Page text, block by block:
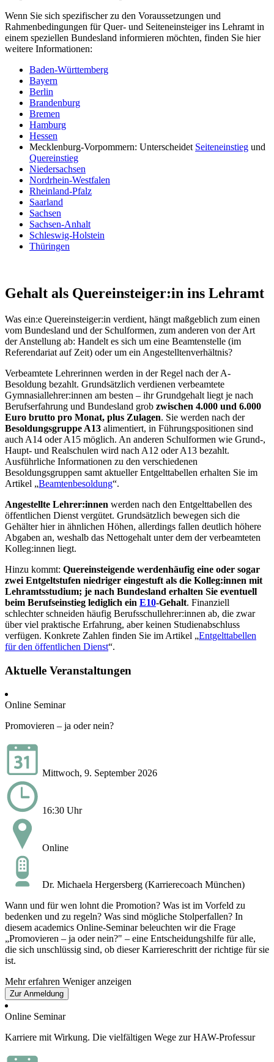
Wenn Sie sich spezifischer zu den Voraussetzungen und
Rahmenbedingungen für Quer- und Seiteneinsteiger ins Lehramt in
einem speziellen Bundesland informieren möchten, finden Sie hier
weitere Informationen:
Baden-Württemberg
Bayern
Berlin
Brandenburg
Bremen
Hamburg
Hessen
Mecklenburg-Vorpommern: Unterscheidet Seiteneinstieg und
Quereinstieg
Niedersachsen
Nordrhein-Westfalen
Rheinland-Pfalz
Saarland
Sachsen
Sachsen-Anhalt
Schleswig-Holstein
Thüringen
Gehalt als Quereinsteiger:in ins Lehramt
Was ein:e Quereinsteiger:in verdient, hängt maßgeblich zum einen
vom Bundesland und der Schulformen, zum anderen von der Art
der Anstellung ab: Handelt es sich um eine Beamtenstelle (im
Referendariat auf Zeit) oder um ein Angestelltenverhältnis?
Verbeamtete Lehrerinnen werden in der Regel nach der A-
Besoldung bezahlt. Grundsätzlich verdienen verbeamtete
Gymnasiallehrer:innen am besten – ihr Grundgehalt liegt je nach
Berufserfahrung und Bundesland grob zwischen 4.000 und 6.000
Euro brutto pro Monat, plus Zulagen. Sie werden nach der
Besoldungsgruppe A13 alimentiert, in Führungspositionen sind
auch A14 oder A15 möglich. An anderen Schulformen wie Grund-,
Haupt- und Realschulen wird nach A12 oder A13 bezahlt.
Ausführliche Informationen zu den verschiedenen
Besoldungsgruppen samt aktueller Entgelttabellen erhalten Sie im
Artikel „Beamtenbesoldung“.
Angestellte Lehrer:innen werden nach den Entgelttabellen des
öffentlichen Dienst vergütet. Grundsätzlich bewegen sich die
Gehälter hier in ähnlichen Höhen, allerdings fallen deutlich höhere
Abgaben an, weshalb das Nettogehalt unter dem der verbeamteten
Kolleg:innen liegt.
Hinzu kommt: Quereinsteigende werdenhäufig eine oder sogar
zwei Entgeltstufen niedriger eingestuft als die Kolleg:innen mit
Lehramtsstudium; je nach Bundesland erhalten Sie eventuell
beim Berufseinstieg lediglich ein E10-Gehalt. Finanziell
schlechter schneiden häufig Berufsschullehrer:innen ab, die zwar
über viel praktische Erfahrung, aber keinen Studienabschluss
verfügen. Konkrete Zahlen finden Sie im Artikel „Entgelttabellen
für den öffentlichen Dienst“.
Aktuelle Veranstaltungen
Online Seminar
Promovieren – ja oder nein?
Mittwoch, 9. September 2026
16:30 Uhr
Online
Dr. Michaela Hergersberg (Karrierecoach München)
Wann und für wen lohnt die Promotion? Was ist im Vorfeld zu
bedenken und zu regeln? Was sind mögliche Stolperfallen? In
diesem academics Online-Seminar beleuchten wir die Frage
„Promovieren – ja oder nein?" – eine Entscheidungshilfe für alle,
die sich unschlüssig sind, ob dieser Karriereschritt der richtige für sie
ist.
Mehr erfahren Weniger anzeigen
Zur Anmeldung
Online Seminar
Karriere mit Wirkung. Die vielfältigen Wege zur HAW-Professur